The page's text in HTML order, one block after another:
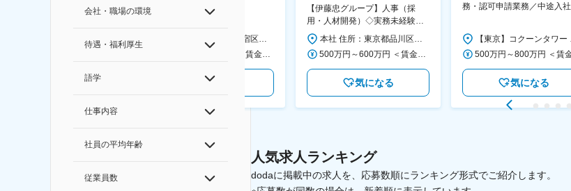
会社・職場の環境
待遇・福利厚生
語学
仕事内容
社員の平均年齢
従業員数
ング領域）◆英語力を活か
/CFO管轄＃SECCFO0027
＜勤務地詳細1＞ ソニー株式会社 住所：神奈川県横浜市西区みなとみらい5-1-1 受動喫煙対策：屋内全面禁煙 ＜勤務地詳細2＞ ソニーシティ大崎 住所：東京都品川区大崎2-10-1 勤務地最寄駅：JR線／大崎駅 受動喫煙対策：屋内全面禁煙 変更の範囲：会社の定める事業所（リモートワーク含む）
気になる
【伊藤忠グループ】人事（採
用・人材開発）◇実務未経験歓
迎！／リモート有／年休124日
／福利厚生充実◇
気になる
務・認可申請業務／中途入社
気になる
人気求人ランキング
dodaに掲載中の求人を、応募数順にランキング形式でご紹介します。